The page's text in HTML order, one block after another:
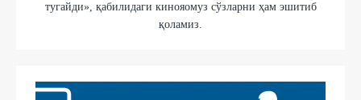
тугайди», қабилидаги кинояомуз сўзларни ҳам эшитиб
қоламиз.